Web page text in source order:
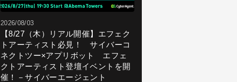
2026/08/03
【8/27（木）リアル開催】エフェク
トアーティスト必見！ サイバーコ
ネクトツー×アプリボット エフェ
クトアーティスト登壇イベントを開
催！－サイバーエージェント